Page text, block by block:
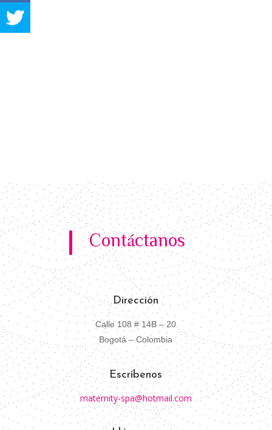
Contáctanos
Dirección
Calle 108 # 14B – 20
Bogotá – Colombia
Escríbenos
maternity-spa@hotmail.com